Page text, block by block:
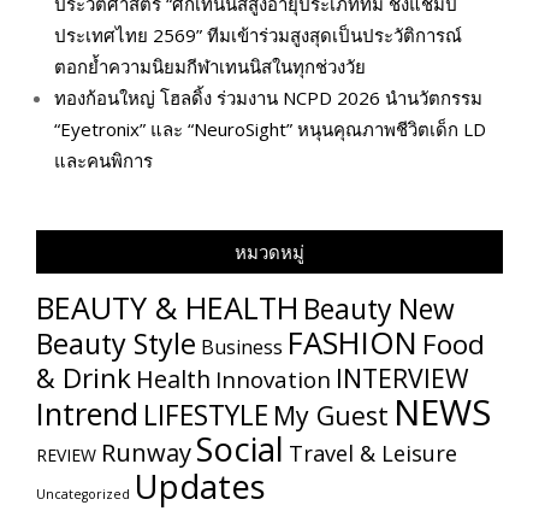
ประเทศไทย 2569” ทีมเข้าร่วมสูงสุดเป็นประวัติการณ์
ตอกย้ำความนิยมกีฬาเทนนิสในทุกช่วงวัย
ทองก้อนใหญ่ โฮลดิ้ง ร่วมงาน NCPD 2026 นำนวัตกรรม
“Eyetronix” และ “NeuroSight” หนุนคุณภาพชีวิตเด็ก LD
และคนพิการ
หมวดหมู่
BEAUTY & HEALTH Beauty New
Beauty Style Business FASHION Food
& Drink Health Innovation INTERVIEW
Intrend LIFESTYLE My​ Guest NEWS
REVIEW RunwaySocial Travel & Leisure
Uncategorized Updates